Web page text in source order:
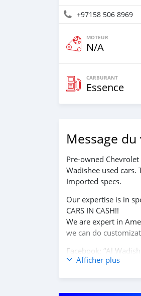
+97158 506 8969
MOTEUR
N/A
CARBURANT
Essence
Message
Pre-owned
Wadishee used
Imported specs.
Our expertise is in
CARS IN CASH!!
We are expert in
we can do
Facebook: “Al
289
Afficher plus